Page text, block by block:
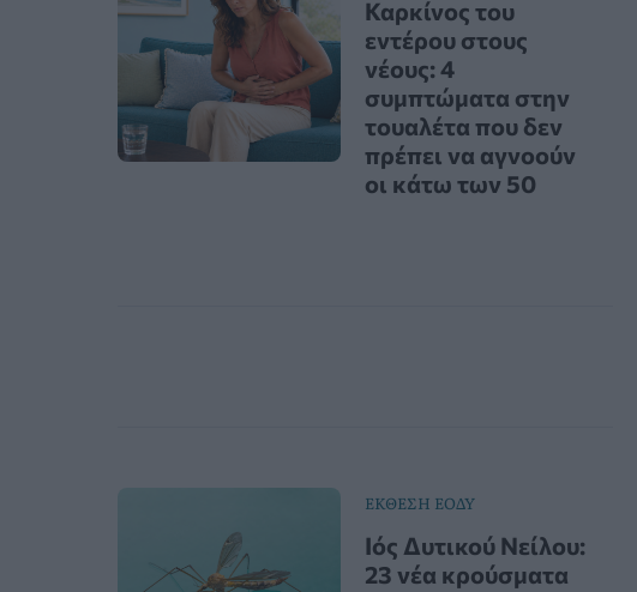
Καρκίνος του
εντέρου στους
νέους: 4
συμπτώματα στην
τουαλέτα που δεν
πρέπει να αγνοούν
οι κάτω των 50
ΕΚΘΕΣΗ ΕΟΔΥ
Ιός Δυτικού Νείλου:
23 νέα κρούσματα